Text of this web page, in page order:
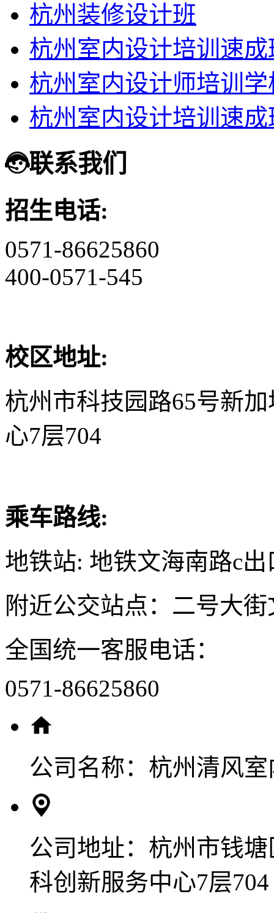
杭州装修设计班
杭州室内设计培训速成
杭州室内设计师培训
杭州室内设计培训速成
联系我们
招生电话:
0571-86625860
400-0571-545
校区地址:
杭州市科技园路65号新
心7层704
乘车路线:
地铁站: 地铁文海南路c出
附近公交站点：二号大
全国统一客服电话：
0571-86625860
公司名称： 杭州清风
公司地址： 杭州市钱
科创新服务中心7层704